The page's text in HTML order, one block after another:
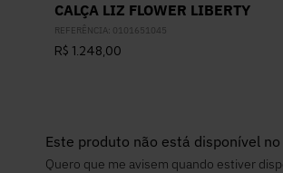
CALÇA LIZ FLOWER LIBERTY
REFERÊNCIA: 0101651045
R$ 1.248,00
Este produto não está disponível
Quero que me avisem quando estiver